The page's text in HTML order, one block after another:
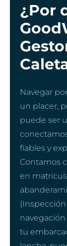
¿Por
Navegar
un placer,
puede ser
fiables y
Contamos
en
tu